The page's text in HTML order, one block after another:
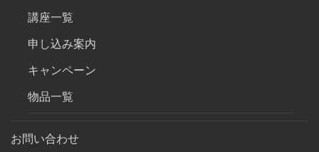
講座一覧
申し込み案内
キャンペーン
物品一覧
お問い合わせ